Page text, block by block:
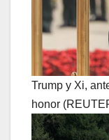
Trump y Xi,
honor